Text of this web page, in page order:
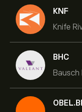
KNF
Knife
BHC